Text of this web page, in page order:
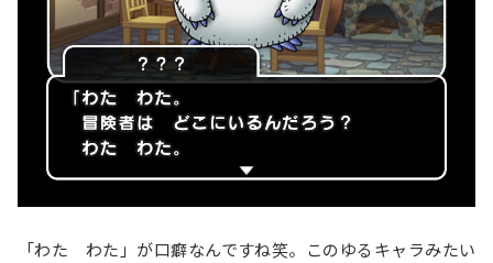
「わた わた」が口癖なんですね笑。このゆるキャラみたい